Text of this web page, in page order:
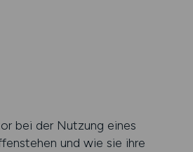
bei der Nutzung eines
und wie sie ihre